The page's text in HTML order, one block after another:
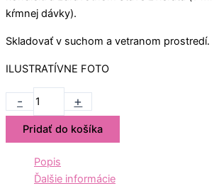
kŕmnej dávky).
Skladovať v suchom a vetranom prostredí.
ILUSTRATÍVNE FOTO
- +
Pridať do košíka
Popis
Ďalšie informácie